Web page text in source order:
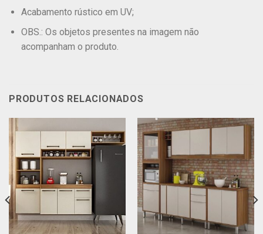
Acabamento rústico em UV;
OBS.: Os objetos presentes na imagem não
acompanham o produto.
PRODUTOS RELACIONADOS